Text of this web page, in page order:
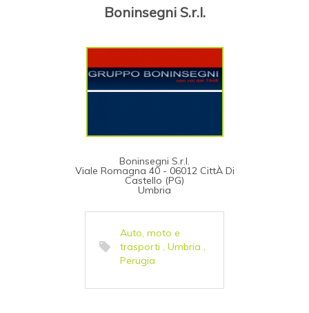
Boninsegni S.r.l.
Boninsegni S.r.l.
Viale Romagna 40 - 06012 CittÀ Di
Castello (PG)
Umbria
Auto, moto e
trasporti , Umbria ,
Perugia